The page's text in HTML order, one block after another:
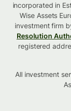
incorporated in
Wise Assets
investment firm
Resolution
registered
All investment